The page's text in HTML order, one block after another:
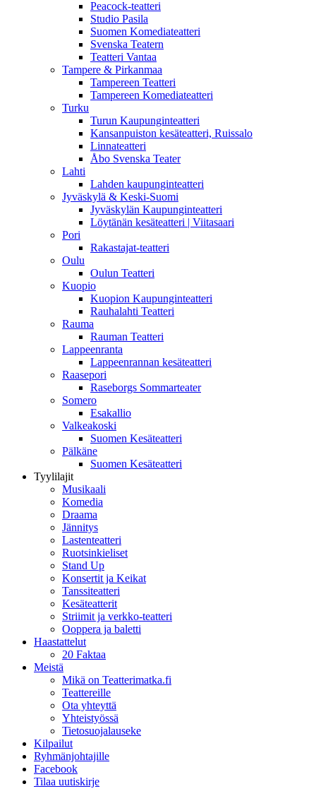
Peacock-teatteri
Studio Pasila
Suomen Komediateatteri
Svenska Teatern
Teatteri Vantaa
Tampere & Pirkanmaa
Tampereen Teatteri
Tampereen Komediateatteri
Turku
Turun Kaupunginteatteri
Kansanpuiston kesäteatteri, Ruissalo
Linnateatteri
Åbo Svenska Teater
Lahti
Lahden kaupunginteatteri
Jyväskylä & Keski-Suomi
Jyväskylän Kaupunginteatteri
Löytänän kesäteatteri | Viitasaari
Pori
Rakastajat-teatteri
Oulu
Oulun Teatteri
Kuopio
Kuopion Kaupunginteatteri
Rauhalahti Teatteri
Rauma
Rauman Teatteri
Lappeenranta
Lappeenrannan kesäteatteri
Raasepori
Raseborgs Sommarteater
Somero
Esakallio
Valkeakoski
Suomen Kesäteatteri
Pälkäne
Suomen Kesäteatteri
Tyylilajit
Musikaali
Komedia
Draama
Jännitys
Lastenteatteri
Ruotsinkieliset
Stand Up
Konsertit ja Keikat
Tanssiteatteri
Kesäteatterit
Striimit ja verkko-teatteri
Ooppera ja baletti
Haastattelut
20 Faktaa
Meistä
Mikä on Teatterimatka.fi
Teattereille
Ota yhteyttä
Yhteistyössä
Tietosuojalauseke
Kilpailut
Ryhmänjohtajille
Facebook
Tilaa uutiskirje